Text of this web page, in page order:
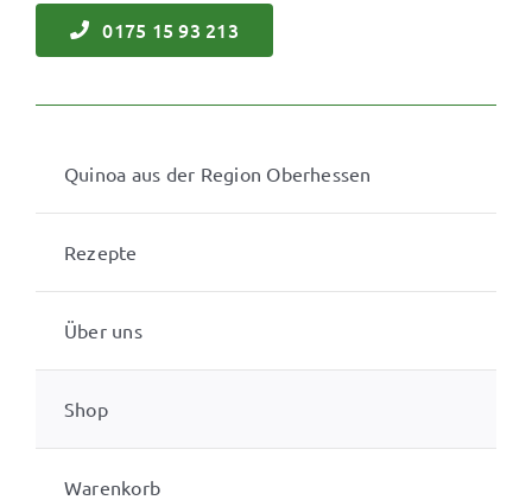
0175 15 93 213
Quinoa aus der Region Oberhessen
Rezepte
Über uns
Shop
Warenkorb